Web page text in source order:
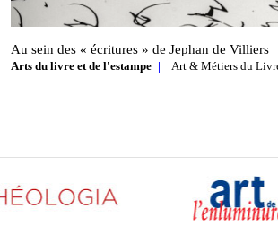
Au sein des « écritures » de Jephan de Villiers
Arts du livre et de l'estampe Art & Métiers du